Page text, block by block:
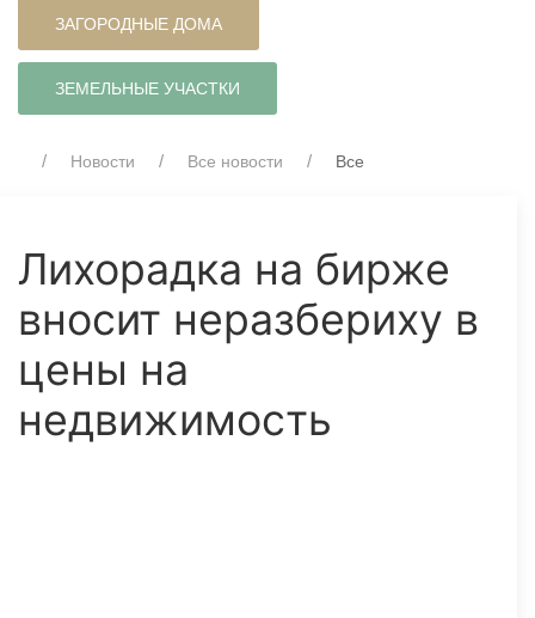
ЗАГОРОДНЫЕ ДОМА
ЗЕМЕЛЬНЫЕ УЧАСТКИ
Новости Все новости Все
Лихорадка на бирже
вносит неразбериху в
цены на
недвижимость